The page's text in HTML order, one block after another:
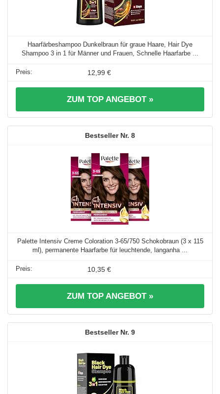
Haarfärbeshampoo Dunkelbraun für graue Haare, Hair Dye
Shampoo 3 in 1 für Männer und Frauen, Schnelle Haarfarbe ...
12,99 €
ZUM TOP ANGEBOT »
8
Palette Intensiv Creme Coloration 3-65/750 Schokobraun (3 x 115
ml), permanente Haarfarbe für leuchtende, langanha ...
10,35 €
ZUM TOP ANGEBOT »
9